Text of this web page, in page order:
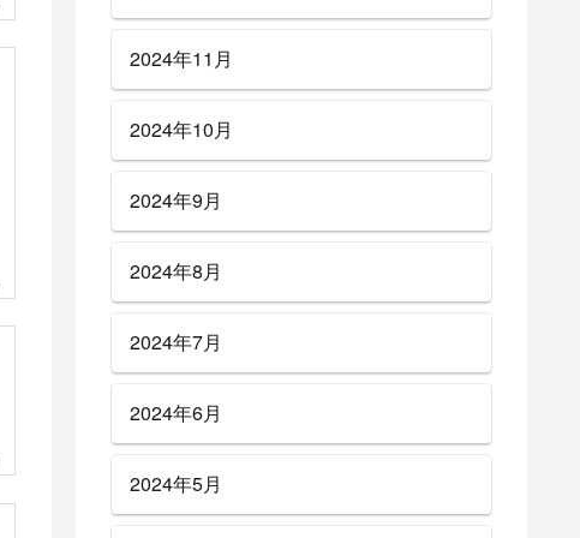
2024年11月
2024年10月
2024年9月
2024年8月
2024年7月
2024年6月
2024年5月